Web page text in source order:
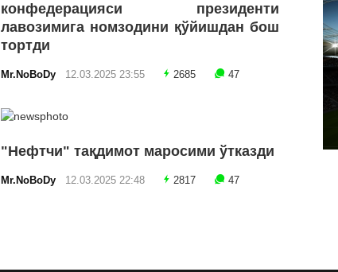
конфедерацияси президенти
лавозимига номзодини қўйишдан бош
тортди
Mr.NoBoDy 12.03.2025 23:55 2685 47
"Нефтчи" тақдимот маросими ўтказди
Mr.NoBoDy 12.03.2025 22:48 2817 47